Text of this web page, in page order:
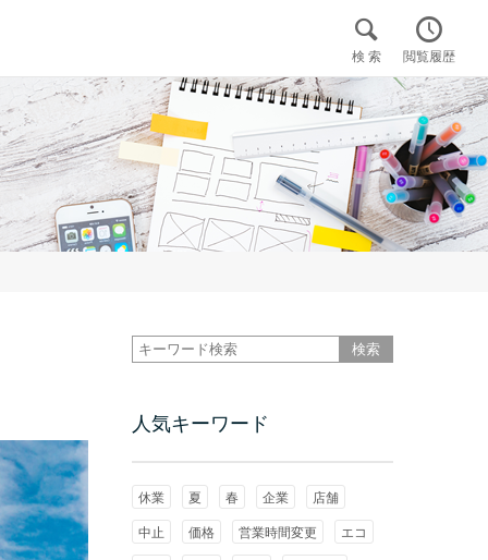

検 索

閲覧履歴

人気キーワード
休業 夏 春 企業
店舗
中止
価格 営業時間変更
エコ